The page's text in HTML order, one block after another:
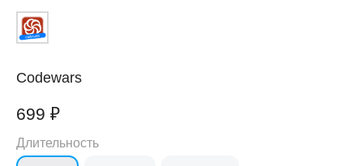
Codewars
699 ₽
Длительность